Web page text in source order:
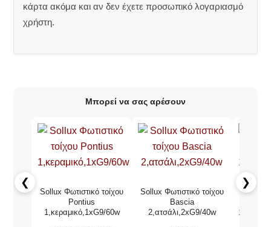
κάρτα ακόμα και αν δεν έχετε προσωπικό λογαριασμό
χρήστη.
Μπορεί να σας αρέσουν
❮
Sollux Φωτιστικό τοίχου
Pontius
1,κεραμικό,1xG9/60w
Sollux Φωτιστικό τοίχου
Bascia
2,ατσάλι,2xG9/40w
Thoro
❯